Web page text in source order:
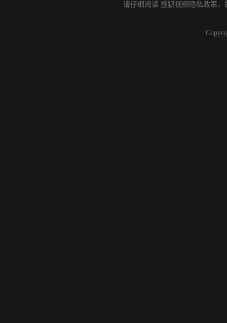
请仔细阅读 搜狐视频隐私政策、